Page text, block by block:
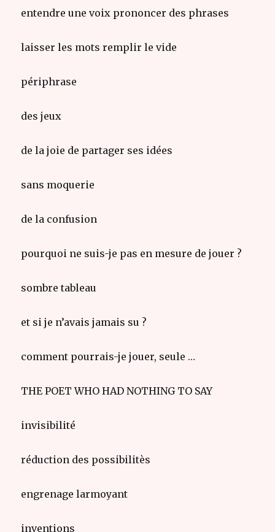
entendre une voix prononcer des phrases
laisser les mots remplir le vide
périphrase
des jeux
de la joie de partager ses idées
sans moquerie
de la confusion
pourquoi ne suis-je pas en mesure de jouer ?
sombre tableau
et si je n’avais jamais su ?
comment pourrais-je jouer, seule …
THE POET WHO HAD NOTHING TO SAY
invisibilité
réduction des possibilitès
engrenage larmoyant
inventions